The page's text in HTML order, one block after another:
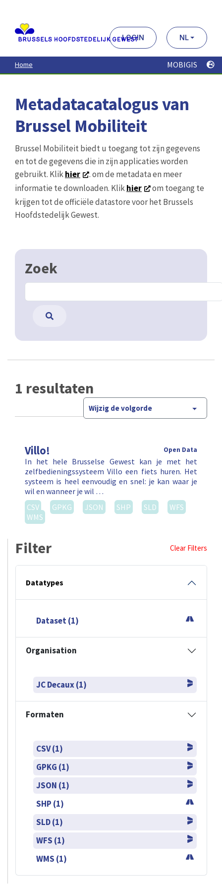
contenu
principal
LOGIN NL
Home MOBIGIS
Metadatacatalogus van
Brussel Mobiliteit
Brussel Mobiliteit biedt u toegang tot zijn gegevens
en tot de gegevens die in zijn applicaties worden
gebruikt. Klikhier
. om de metadata en meer
informatie te downloaden. Klikhier
om toegang te
krijgen tot de officiële datastore voor het Brussels
Hoofdstedelijk Gewest.
Zoek
1 resultaten
Wijzig de volgorde
Villo! Open Data
In het hele Brusselse Gewest kan je met het
zelfbedieningssysteem Villo een fiets huren. Het
systeem is heel eenvoudig en snel: je kan waar je
wil en wanneer je wil …
CSV
GPKG JSON SHP SLD
WFS
WMS
Filter Clear Filters
Datatypes
Dataset (1)
Organisation
JC Decaux (1)
Formaten
CSV (1)
GPKG (1)
JSON (1)
SHP (1)
SLD (1)
WFS (1)
WMS (1)